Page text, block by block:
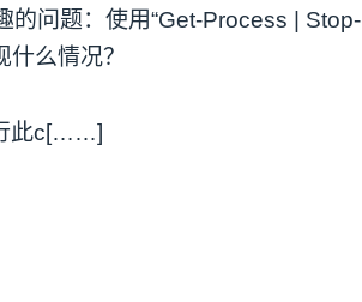
的问题：使用“Get-Process | Stop-
么情况？
此c[……]